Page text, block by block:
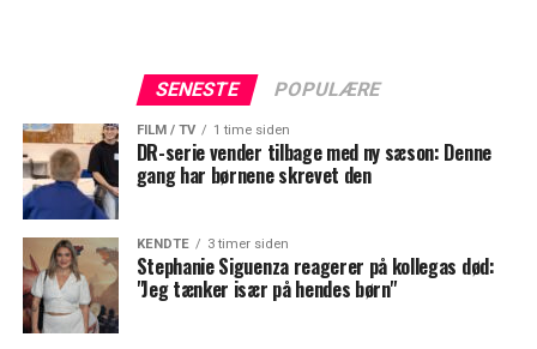
SENESTE POPULÆRE
FILM / TV 1 time siden
DR-serie vender tilbage med ny sæson: Denne
gang har børnene skrevet den
KENDTE 3 timer siden
Stephanie Siguenza reagerer på kollegas død:
"Jeg tænker især på hendes børn"